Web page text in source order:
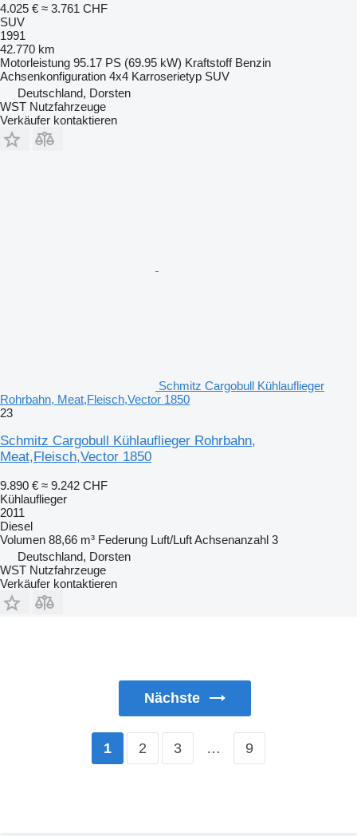
4.025 € ≈ 3.761 CHF
SUV
1991
42.770 km
Motorleistung 95.17 PS (69.95 kW) Kraftstoff Benzin
Achsenkonfiguration 4x4 Karroserietyp SUV
Deutschland, Dorsten
WST Nutzfahrzeuge
Verkäufer kontaktieren
Schmitz Cargobull Kühlauflieger
Rohrbahn, Meat,Fleisch,Vector 1850
23
Schmitz Cargobull Kühlauflieger Rohrbahn,
Meat,Fleisch,Vector 1850
9.890 € ≈ 9.242 CHF
Kühlauflieger
2011
Diesel
Volumen 88,66 m³ Federung Luft/LuftAchsenanzahl 3
Deutschland, Dorsten
WST Nutzfahrzeuge
Verkäufer kontaktieren
Nächste
1 2 3 … 9